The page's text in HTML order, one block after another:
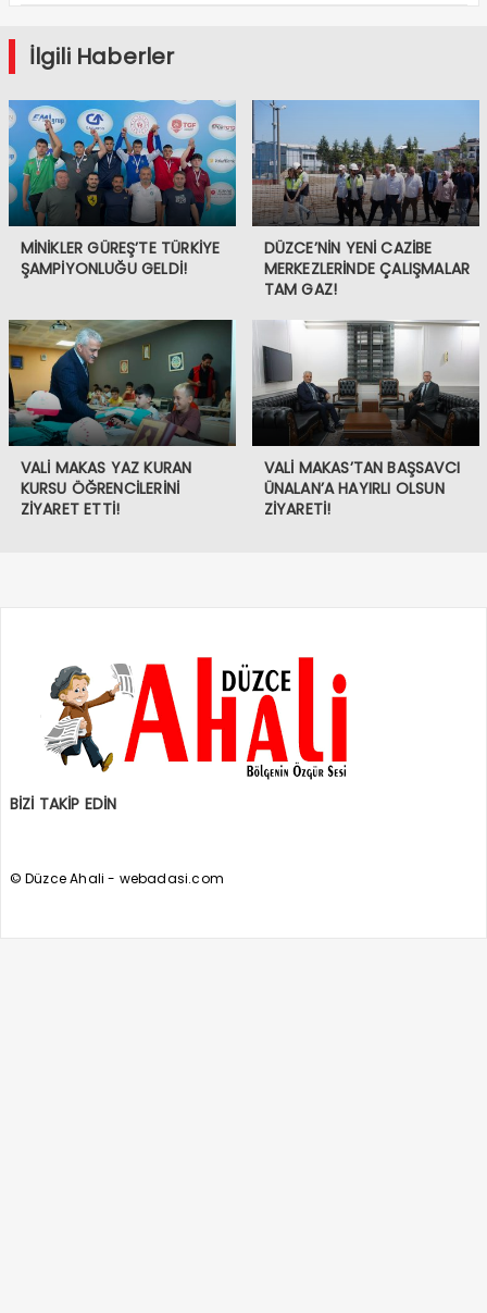
İlgili Haberler
MİNİKLER GÜREŞ’TE TÜRKİYE
ŞAMPİYONLUĞU GELDİ!
DÜZCE’NİN YENİ CAZİBE
MERKEZLERİNDE ÇALIŞMALAR
TAM GAZ!
VALİ MAKAS YAZ KURAN
KURSU ÖĞRENCİLERİNİ
ZİYARET ETTİ!
VALİ MAKAS’TAN BAŞSAVCI
ÜNALAN’A HAYIRLI OLSUN
ZİYARETİ!
BİZİ TAKİP EDİN
© Düzce Ahali - webadasi.com